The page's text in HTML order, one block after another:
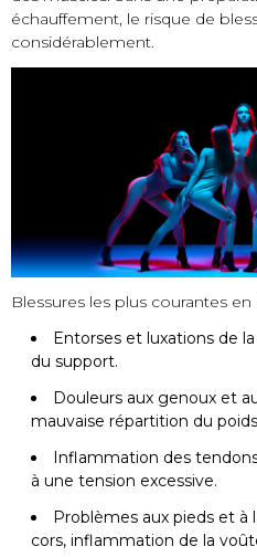
échauffement, le risque de
considérablement.
Blessures les plus courantes
Entorses et luxations de
du support.
Douleurs aux genoux et
mauvaise répartition du
Inflammation des
à une tension excessive.
Problèmes aux pieds et à
cors, inflammation de la